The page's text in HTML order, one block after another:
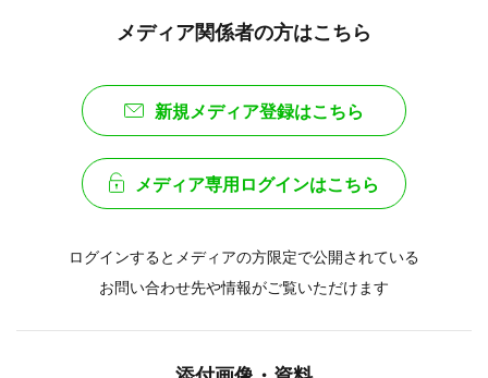
メディア関係者の方はこちら
新規メディア登録はこちら
メディア専用ログインはこちら
ログインするとメディアの方限定で公開されている
お問い合わせ先や情報がご覧いただけます